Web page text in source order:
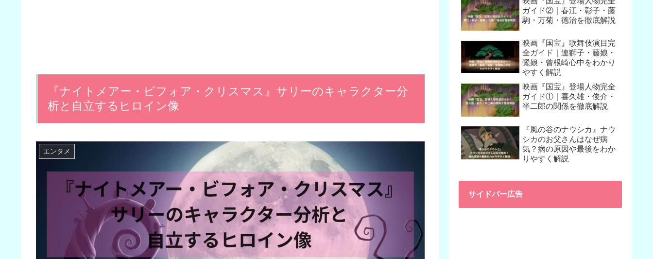
『ナイトメアー・ビフォア・クリスマス』サリーのキャラクター分
析と自立するヒロイン像
エンタメ
ガイド②｜春江・彰子・藤
駒・万菊・徳治を徹底解説
映画『国宝』歌舞伎演目完
全ガイド｜連獅子・藤娘・
鷺娘・曾根崎心中をわかり
やすく解説
映画『国宝』登場人物完全
ガイド①｜喜久雄・俊介・
半二郎の関係を徹底解説
『風の谷のナウシカ』ナウ
シカのお父さんはなぜ病
気？病の原因や最後をわか
りやすく解説
サイドバー広告